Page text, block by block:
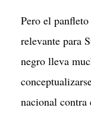
Pero el
relevante para
negro lleva
nacional